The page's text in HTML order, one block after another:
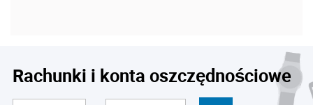
Rachunki i konta oszczędnościowe